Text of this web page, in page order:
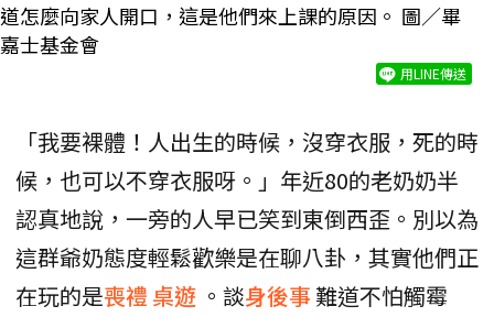
道怎麼向家人開口，這是他們來上課的原因。 圖／畢
嘉士基金會
用LINE傳送
「我要裸體！人出生的時候，沒穿衣服，死的時
候，也可以不穿衣服呀。」年近80的老奶奶半
認真地說，一旁的人早已笑到東倒西歪。別以為
這群爺奶態度輕鬆歡樂是在聊八卦，其實他們正
在玩的是喪禮 桌遊 。談身後事難道不怕觸霉